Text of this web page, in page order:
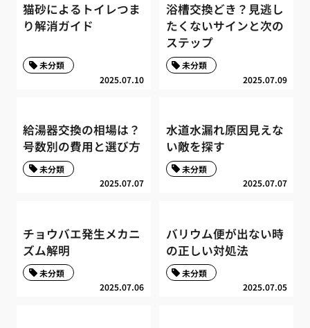
猫砂によるトイレつま
り解消ガイド
2025.07.10
未分類
浴槽交換どき？見逃し
たくないサインと次の
ステップ
2025.07.09
未分類
給湯器交換の相場は？
号数別の費用と選び方
2025.07.07
未分類
水道水漏れ原因見えな
い敵を探す
2025.07.07
未分類
チョウバエ発生メカニ
ズム解明
2025.07.06
未分類
バリウム便が出ない時
の正しい対処法
2025.07.05
未分類